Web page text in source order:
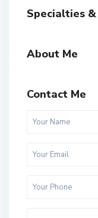
Specialties
About Me
Contact Me